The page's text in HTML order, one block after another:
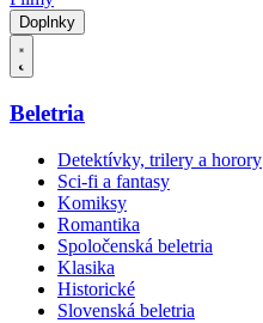
Doplnky
Beletria
Detektívky, trilery a horory
Sci-fi a fantasy
Komiksy
Romantika
Spoločenská beletria
Klasika
Historické
Slovenská beletria